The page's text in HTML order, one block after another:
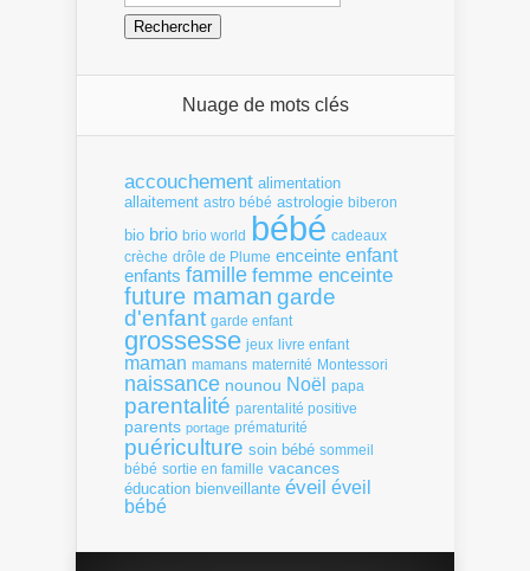
Nuage de mots clés
accouchement alimentation
allaitement astro bébé astrologie biberon
bio brio brio world bébé cadeaux
crèche drôle de Plume enceinte enfant
enfants famille femme enceinte
future maman garde
d'enfant garde enfant
grossesse jeux livre enfant
maman mamans maternité Montessori
naissance nounou Noël papa
parentalité parentalité positive
parents portage prématurité
puériculture soin bébé sommeil
bébé sortie en famille vacances
éducation bienveillante éveil éveil
bébé